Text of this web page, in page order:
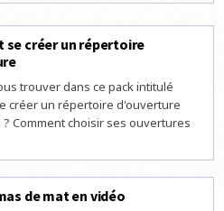
se créer un répertoire
trouver dans ce pack intitulé
créer un répertoire d'ouverture
? Comment choisir ses ouvertures
de mat en vidéo